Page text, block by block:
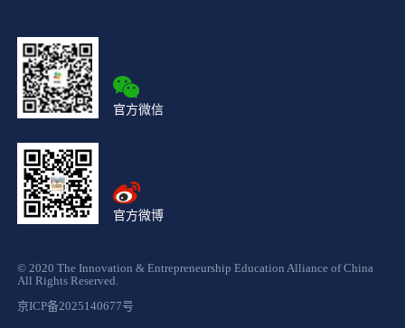
官方微信
官方微博
© 2020 The Innovation & Entrepreneurship Education Alliance of China
All Rights Reserved.
京ICP备2025140677号